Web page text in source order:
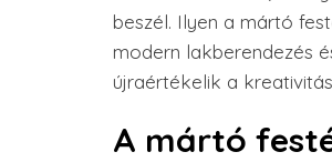
beszél. Ilyen a mártó
modern lakberendezés
újraértékelik a
A mártó